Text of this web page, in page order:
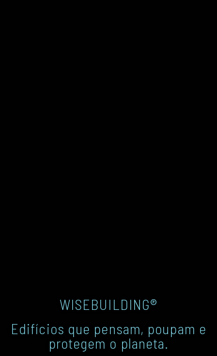
WISEBUILDING®
Edifícios que pensam, poupam e
protegem o planeta.